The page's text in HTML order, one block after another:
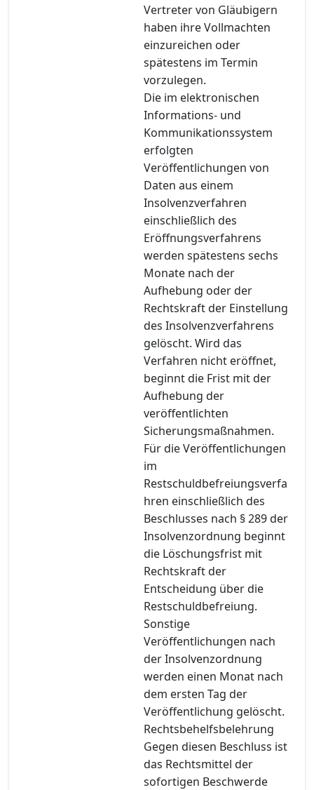
Vertreter von Gläubigern
haben ihre Vollmachten
einzureichen oder
spätestens im Termin
vorzulegen.
Die im elektronischen
Informations- und
Kommunikationssystem
erfolgten
Veröffentlichungen von
Daten aus einem
Insolvenzverfahren
einschließlich des
Eröffnungsverfahrens
werden spätestens sechs
Monate nach der
Aufhebung oder der
Rechtskraft der Einstellung
des Insolvenzverfahrens
gelöscht. Wird das
Verfahren nicht eröffnet,
beginnt die Frist mit der
Aufhebung der
veröffentlichten
Sicherungsmaßnahmen.
Für die Veröffentlichungen
im
Restschuldbefreiungsverfa
hren einschließlich des
Beschlusses nach § 289 der
Insolvenzordnung beginnt
die Löschungsfrist mit
Rechtskraft der
Entscheidung über die
Restschuldbefreiung.
Sonstige
Veröffentlichungen nach
der Insolvenzordnung
werden einen Monat nach
dem ersten Tag der
Veröffentlichung gelöscht.
Rechtsbehelfsbelehrung
Gegen diesen Beschluss ist
das Rechtsmittel der
sofortigen Beschwerde